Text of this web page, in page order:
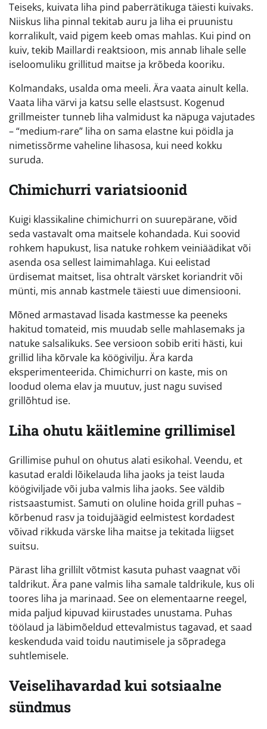
Teiseks, kuivata liha pind paberrätikuga täiesti kuivaks.
Niiskus liha pinnal tekitab auru ja liha ei pruunistu
korralikult, vaid pigem keeb omas mahlas. Kui pind on
kuiv, tekib Maillardi reaktsioon, mis annab lihale selle
iseloomuliku grillitud maitse ja krõbeda kooriku.
Kolmandaks, usalda oma meeli. Ära vaata ainult kella.
Vaata liha värvi ja katsu selle elastsust. Kogenud
grillmeister tunneb liha valmidust ka näpuga vajutades
– “medium-rare” liha on sama elastne kui pöidla ja
nimetissõrme vaheline lihasosa, kui need kokku
suruda.
Chimichurri variatsioonid
Kuigi klassikaline chimichurri on suurepärane, võid
seda vastavalt oma maitsele kohandada. Kui soovid
rohkem hapukust, lisa natuke rohkem veiniäädikat või
asenda osa sellest laimimahlaga. Kui eelistad
ürdisemat maitset, lisa ohtralt värsket koriandrit või
münti, mis annab kastmele täiesti uue dimensiooni.
Mõned armastavad lisada kastmesse ka peeneks
hakitud tomateid, mis muudab selle mahlasemaks ja
natuke salsalikuks. See versioon sobib eriti hästi, kui
grillid liha kõrvale ka köögivilju. Ära karda
eksperimenteerida. Chimichurri on kaste, mis on
loodud olema elav ja muutuv, just nagu suvised
grillõhtud ise.
Liha ohutu käitlemine grillimisel
Grillimise puhul on ohutus alati esikohal. Veendu, et
kasutad eraldi lõikelauda liha jaoks ja teist lauda
köögiviljade või juba valmis liha jaoks. See väldib
ristsaastumist. Samuti on oluline hoida grill puhas –
kõrbenud rasv ja toidujäägid eelmistest kordadest
võivad rikkuda värske liha maitse ja tekitada liigset
suitsu.
Pärast liha grillilt võtmist kasuta puhast vaagnat või
taldrikut. Ära pane valmis liha samale taldrikule, kus oli
toores liha ja marinaad. See on elementaarne reegel,
mida paljud kipuvad kiirustades unustama. Puhas
töölaud ja läbimõeldud ettevalmistus tagavad, et saad
keskenduda vaid toidu nautimisele ja sõpradega
suhtlemisele.
Veiselihavardad kui sotsiaalne
sündmus